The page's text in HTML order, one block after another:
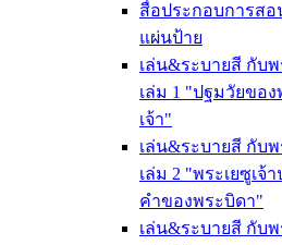
สื่อประกอบการสอ
แผ่นป้าย
เล่น&ระบายสี กับพ
เล่ม 1 "ปฐมวัยของ
เจ้า"
เล่น&ระบายสี กับพ
เล่ม 2 "พระเยซูเจ้
คำของพระบิดา"
เล่น&ระบายสี กับพ